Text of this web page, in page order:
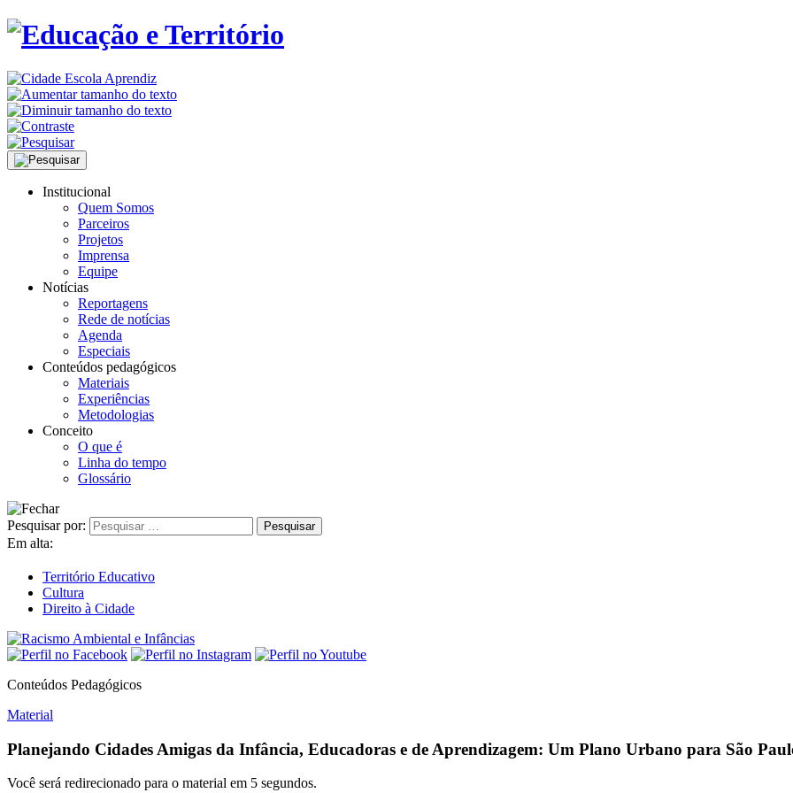
Institucional
Quem Somos
Parceiros
Projetos
Imprensa
Equipe
Notícias
Reportagens
Rede de notícias
Agenda
Especiais
Conteúdos pedagógicos
Materiais
Experiências
Metodologias
Conceito
O que é
Linha do tempo
Glossário
Pesquisar por:
Em alta:
Território Educativo
Cultura
Direito à Cidade
Conteúdos Pedagógicos
Material
Planejando Cidades Amigas da Infância, Educadoras e de Aprendizagem: Um Plano Urbano para São
Você será redirecionado para o material em 5 segundos.